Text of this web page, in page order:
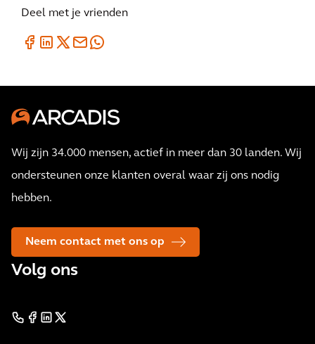
Deel met je vrienden
Wij zijn 34.000 mensen, actief in meer dan 30 landen. Wij
ondersteunen onze klanten overal waar zij ons nodig
hebben.
Neem contact met ons op
Volg ons